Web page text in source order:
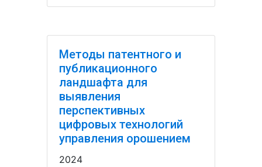
Методы патентного и
публикационного
ландшафта для
выявления
перспективных
цифровых технологий
управления орошением
2024